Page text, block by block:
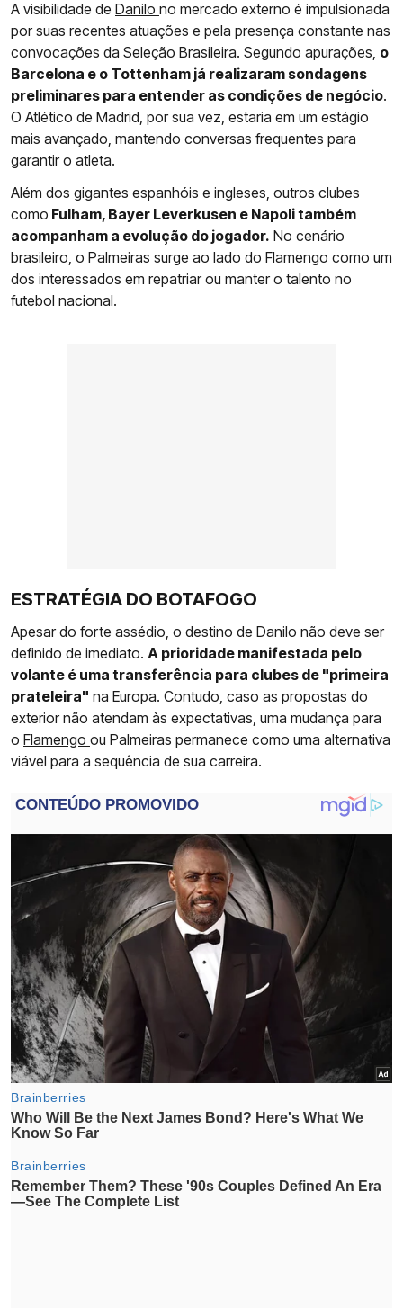
A visibilidade de Danilo no mercado externo é impulsionada
por suas recentes atuações e pela presença constante nas
convocações da Seleção Brasileira. Segundo apurações, o
Barcelona e o Tottenham já realizaram sondagens
preliminares para entender as condições de negócio.
O Atlético de Madrid, por sua vez, estaria em um estágio
mais avançado, mantendo conversas frequentes para
garantir o atleta.
Além dos gigantes espanhóis e ingleses, outros clubes
como Fulham, Bayer Leverkusen e Napoli também
acompanham a evolução do jogador. No cenário
brasileiro, o Palmeiras surge ao lado do Flamengo como um
dos interessados em repatriar ou manter o talento no
futebol nacional.
ESTRATÉGIA DO BOTAFOGO
Apesar do forte assédio, o destino de Danilo não deve ser
definido de imediato. A prioridade manifestada pelo
volante é uma transferência para clubes de "primeira
prateleira" na Europa. Contudo, caso as propostas do
exterior não atendam às expectativas, uma mudança para
o Flamengo ou Palmeiras permanece como uma alternativa
viável para a sequência de sua carreira.